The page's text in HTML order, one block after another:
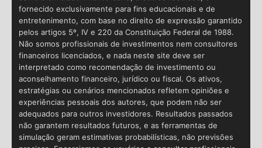
fornecido exclusivamente para fins educacionais e de
entretenimento, com base no direito de expressão garantido
pelos artigos 5º, IV e 220 da Constituição Federal de 1988.
Não somos profissionais de investimentos nem consultores
financeiros licenciados, e nada neste site deve ser
interpretado como recomendação de investimento ou
aconselhamento financeiro, jurídico ou fiscal. Os ativos,
estratégias ou cenários mencionados refletem opiniões e
experiências pessoais dos autores, que podem não ser
adequados para outros investidores. Resultados passados
não garantem resultados futuros, e as ferramentas de
simulação geram estimativas probabilísticas, não previsões